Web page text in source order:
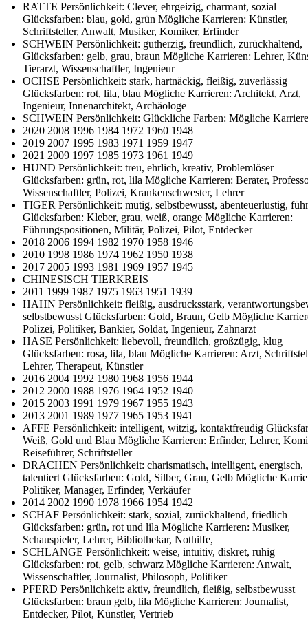
RATTE Persönlichkeit: Clever, ehrgeizig, charmant, sozial
Glücksfarben: blau, gold, grün Mögliche Karrieren: Künstler,
Schriftsteller, Anwalt, Musiker, Komiker, Erfinder
SCHWEIN Persönlichkeit: gutherzig, freundlich, zurückhaltend,
Glücksfarben: gelb, grau, braun Mögliche Karrieren: Lehrer,
Tierarzt, Wissenschaftler, Ingenieur
OCHSE Persönlichkeit: stark, hartnäckig, fleißig, zuverlässig
Glücksfarben: rot, lila, blau Mögliche Karrieren: Architekt, Arzt,
Ingenieur, Innenarchitekt, Archäologe
SCHWEIN Persönlichkeit: Glückliche Farben: Mögliche
2020 2008 1996 1984 1972 1960 1948
2019 2007 1995 1983 1971 1959 1947
2021 2009 1997 1985 1973 1961 1949
HUND Persönlichkeit: treu, ehrlich, kreativ, Problemlöser
Glücksfarben: grün, rot, lila Mögliche Karrieren: Berater,
Wissenschaftler, Polizei, Krankenschwester, Lehrer
TIGER Persönlichkeit: mutig, selbstbewusst, abenteuerlustig,
Glücksfarben: Kleber, grau, weiß, orange Mögliche Karrieren:
Führungspositionen, Militär, Polizei, Pilot, Entdecker
2018 2006 1994 1982 1970 1958 1946
2010 1998 1986 1974 1962 1950 1938
2017 2005 1993 1981 1969 1957 1945
CHINESISCH TIERKREIS
2011 1999 1987 1975 1963 1951 1939
HAHN Persönlichkeit: fleißig, ausdrucksstark,
selbstbewusst Glücksfarben: Gold, Braun, Gelb Mögliche
Polizei, Politiker, Bankier, Soldat, Ingenieur, Zahnarzt
HASE Persönlichkeit: liebevoll, freundlich, großzügig, klug
Glücksfarben: rosa, lila, blau Mögliche Karrieren: Arzt,
Lehrer, Therapeut, Künstler
2016 2004 1992 1980 1968 1956 1944
2012 2000 1988 1976 1964 1952 1940
2015 2003 1991 1979 1967 1955 1943
2013 2001 1989 1977 1965 1953 1941
AFFE Persönlichkeit: intelligent, witzig, kontaktfreudig
Weiß, Gold und Blau Mögliche Karrieren: Erfinder, Lehrer,
Reiseführer, Schriftsteller
DRACHEN Persönlichkeit: charismatisch, intelligent, energisch,
talentiert Glücksfarben: Gold, Silber, Grau, Gelb Mögliche
Politiker, Manager, Erfinder, Verkäufer
2014 2002 1990 1978 1966 1954 1942
SCHAF Persönlichkeit: stark, sozial, zurückhaltend, friedlich
Glücksfarben: grün, rot und lila Mögliche Karrieren: Musiker,
Schauspieler, Lehrer, Bibliothekar, Nothilfe,
SCHLANGE Persönlichkeit: weise, intuitiv, diskret, ruhig
Glücksfarben: rot, gelb, schwarz Mögliche Karrieren: Anwalt,
Wissenschaftler, Journalist, Philosoph, Politiker
PFERD Persönlichkeit: aktiv, freundlich, fleißig, selbstbewusst
Glücksfarben: braun gelb, lila Mögliche Karrieren: Journalist,
Entdecker, Pilot, Künstler, Vertrieb